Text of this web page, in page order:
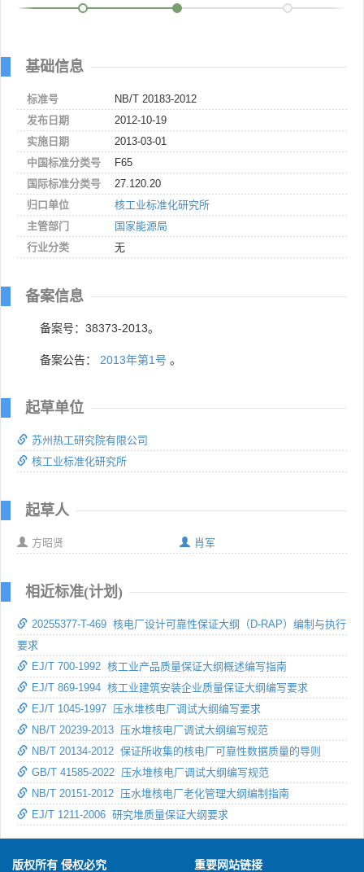
基础信息
标准号
NB/T 20183-2012
发布日期
2012-10-19
实施日期
2013-03-01
中国标准分类号
F65
国际标准分类号
27.120.20
归口单位
核工业标准化研究所
主管部门
国家能源局
行业分类
无
备案信息
备案号：38373-2013。
备案公告： 2013年第1号 。
起草单位
苏州热工研究院有限公司
核工业标准化研究所
起草人
方昭贤 肖军
相近标准(计划)
20255377-T-469 核电厂设计可靠性保证大纲（D-RAP）编制与执行
要求
EJ/T 700-1992 核工业产品质量保证大纲概述编写指南
EJ/T 869-1994 核工业建筑安装企业质量保证大纲编写要求
EJ/T 1045-1997 压水堆核电厂调试大纲编写要求
NB/T 20239-2013 压水堆核电厂调试大纲编写规范
NB/T 20134-2012 保证所收集的核电厂可靠性数据质量的导则
GB/T 41585-2022 压水堆核电厂调试大纲编写规范
NB/T 20151-2012 压水堆核电厂老化管理大纲编制指南
EJ/T 1211-2006 研究堆质量保证大纲要求
版权所有 侵权必究 重要网站链接